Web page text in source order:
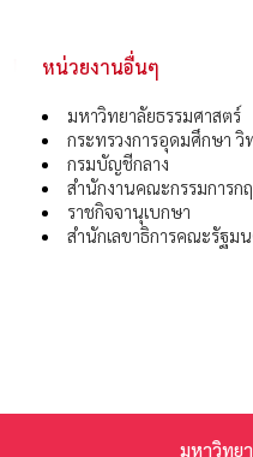
หน่วยงานอื่นๆ
มหาวิทยาลัยธรรมศาสตร์
กระทรวงการอุดมศึกษา วิ
กรมบัญชีกลาง
สำนักงานคณะกรรมการก
ราชกิจจานุเบกษา
สำนักเลขาธิการคณะรัฐ
มหาวิทย